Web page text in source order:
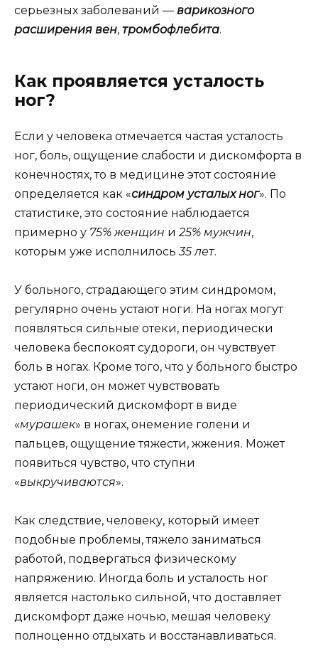
серьезных заболеваний — варикозного
расширения вен, тромбофлебита.
Как проявляется усталость
ног?
Если у человека отмечается частая усталость
ног, боль, ощущение слабости и дискомфорта в
конечностях, то в медицине этот состояние
определяется как «синдром усталых ног». По
статистике, это состояние наблюдается
примерно у 75% женщин и 25% мужчин,
которым уже исполнилось35 лет.
У больного, страдающего этим синдромом,
регулярно очень устают ноги. На ногах могут
появляться сильные отеки, периодически
человека беспокоят судороги, он чувствует
боль в ногах. Кроме того, что у больного быстро
устают ноги, он может чувствовать
периодический дискомфорт в виде
«мурашек» в ногах, онемение голени и
пальцев, ощущение тяжести, жжения. Может
появиться чувство, что ступни
«выкручиваются».
Как следствие, человеку, который имеет
подобные проблемы, тяжело заниматься
работой, подвергаться физическому
напряжению. Иногда боль и усталость ног
является настолько сильной, что доставляет
дискомфорт даже ночью, мешая человеку
полноценно отдыхать и восстанавливаться.